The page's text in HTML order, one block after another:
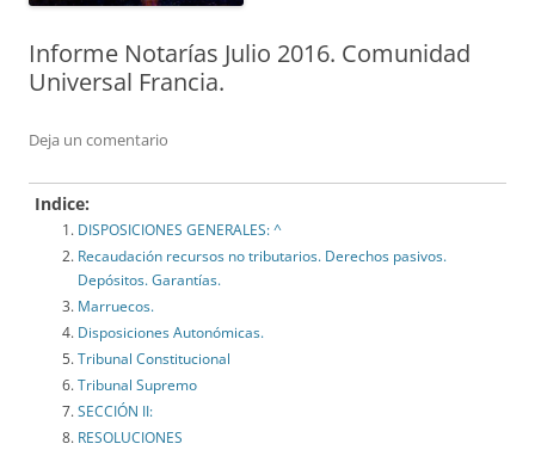
Informe Notarías Julio 2016. Comunidad
Universal Francia.
Deja un comentario
Indice:
DISPOSICIONES GENERALES: ^
Recaudación recursos no tributarios. Derechos pasivos.
Depósitos. Garantías.
Marruecos.
Disposiciones Autonómicas.
Tribunal Constitucional
Tribunal Supremo
SECCIÓN II:
RESOLUCIONES